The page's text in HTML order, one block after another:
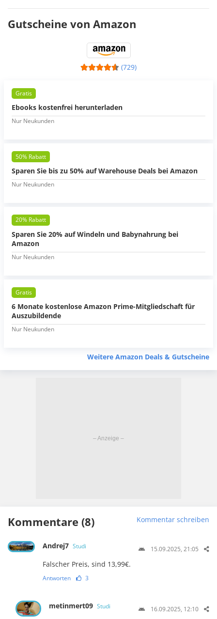
Gutscheine von Amazon
(729)
Gratis
Ebooks kostenfrei herunterladen
Nur Neukunden
50% Rabatt
Sparen Sie bis zu 50% auf Warehouse Deals bei Amazon
Nur Neukunden
20% Rabatt
Sparen Sie 20% auf Windeln und Babynahrung bei
Amazon
Nur Neukunden
Gratis
6 Monate kostenlose Amazon Prime-Mitgliedschaft für
Auszubildende
Nur Neukunden
Weitere Amazon Deals & Gutscheine
Kommentare (8) Kommentar schreiben
Andrej7 Studi 15.09.2025, 21:05
Falscher Preis, sind 13,99€.
Antworten 3
metinmert09 Studi 16.09.2025, 12:10